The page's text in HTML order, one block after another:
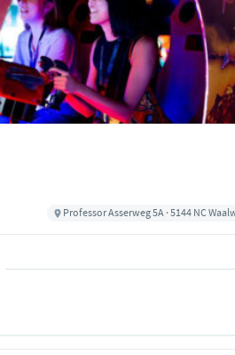
Professor Asserweg 5A · 5144 NC